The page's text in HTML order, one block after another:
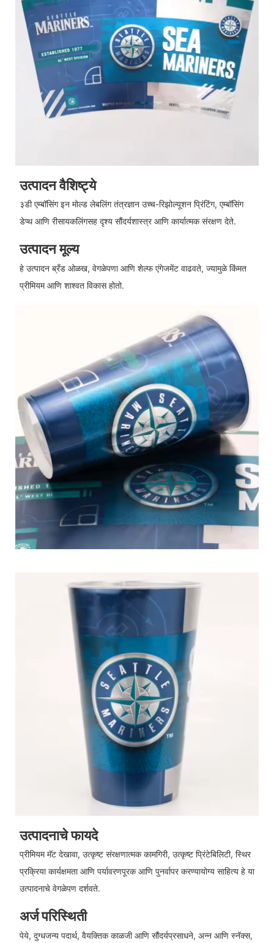
उत्पादन वैशिष्ट्ये
३डी एम्बॉसिंग इन मोल्ड लेबलिंग तंत्रज्ञान उच्च-रिझोल्यूशन प्रिंटिंग, एम्बॉसिंग
डेप्थ आणि रीसायकलिंगसह दृश्य सौंदर्यशास्त्र आणि कार्यात्मक संरक्षण देते.
उत्पादन मूल्य
हे उत्पादन ब्रँड ओळख, वेगळेपणा आणि शेल्फ एंगेजमेंट वाढवते, ज्यामुळे किंमत
प्रीमियम आणि शाश्वत विकास होतो.
उत्पादनाचे फायदे
प्रीमियम मॅट देखावा, उत्कृष्ट संरक्षणात्मक कामगिरी, उत्कृष्ट प्रिंटेबिलिटी, स्थिर
प्रक्रिया कार्यक्षमता आणि पर्यावरणपूरक आणि पुनर्वापर करण्यायोग्य साहित्य हे या
उत्पादनाचे वेगळेपण दर्शवते.
अर्ज परिस्थिती
पेये, दुग्धजन्य पदार्थ, वैयक्तिक काळजी आणि सौंदर्यप्रसाधने, अन्न आणि स्नॅक्स,